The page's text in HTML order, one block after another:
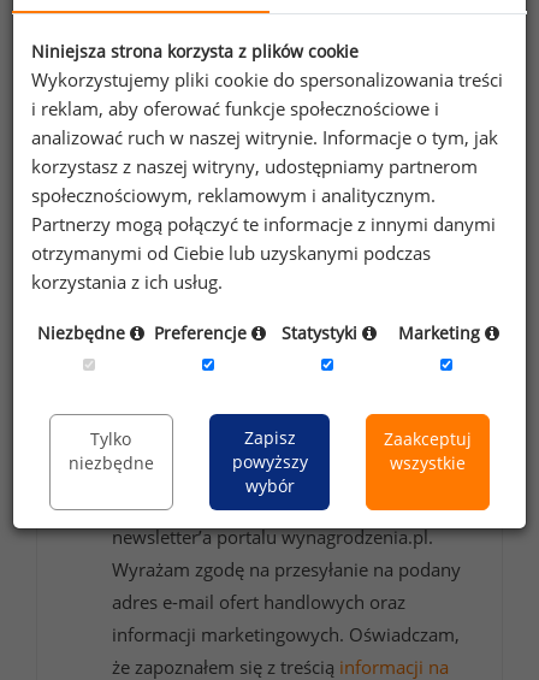
Wybierz opcję dostosowana do Twoich
potrzeb!Przetestuj strefę premium.
Chcesz na bieżąco śledzić najnowsze informacje o
wynagrodzeniach?
Zapisz się do newslettera!
danych osobowych zawartych w
formularzu przez Sedlak
Sedlak sp. z o.o.
sp. k. w celu otrzymywania bezpłatnego
newsletter’a portalu wynagrodzenia.pl.
Wyrażam zgodę na przesyłanie na podany
adres e-mail ofert handlowych oraz
informacji marketingowych. Oświadczam,
że zapoznałem się z treścią informacji na
Niniejsza strona korzysta z plików cookie
Wykorzystujemy pliki cookie do spersonalizowania treści
i reklam, aby oferować funkcje społecznościowe i
analizować ruch w naszej witrynie. Informacje o tym, jak
korzystasz z naszej witryny, udostępniamy partnerom
społecznościowym, reklamowym i analitycznym.
Partnerzy mogą połączyć te informacje z innymi danymi
otrzymanymi od Ciebie lub uzyskanymi podczas
korzystania z ich usług.
Niezbędne Preferencje Statystyki Marketing
Tylko
niezbędne
Zapisz
powyższy
wybór
Zaakceptuj
wszystkie